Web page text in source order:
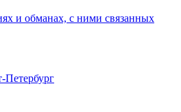
и обманах, с ними связанных
Петербург